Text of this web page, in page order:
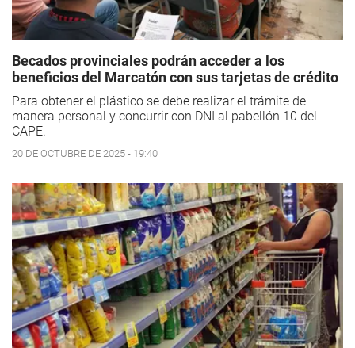
Becados provinciales podrán acceder a los
beneficios del Marcatón con sus tarjetas de crédito
Para obtener el plástico se debe realizar el trámite de
manera personal y concurrir con DNI al pabellón 10 del
CAPE.
20 DE OCTUBRE DE 2025 - 19:40